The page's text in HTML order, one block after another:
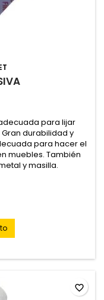
para lijar
durabilidad y
para hacer el
muebles. También
y masilla.
favorite_border